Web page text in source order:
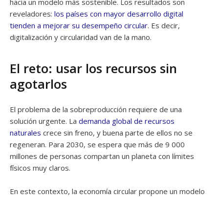
hacia un modelo más sostenible. Los resultados son
reveladores: los países con mayor desarrollo digital
tienden a mejorar su desempeño circular. Es decir,
digitalización y circularidad van de la mano.
El reto: usar los recursos sin
agotarlos
El problema de la sobreproducción requiere de una
solución urgente. La demanda global de recursos
naturales crece sin freno, y buena parte de ellos no se
regeneran. Para 2030, se espera que más de 9 000
millones de personas compartan un planeta con límites
físicos muy claros.
En este contexto, la economía circular propone un modelo